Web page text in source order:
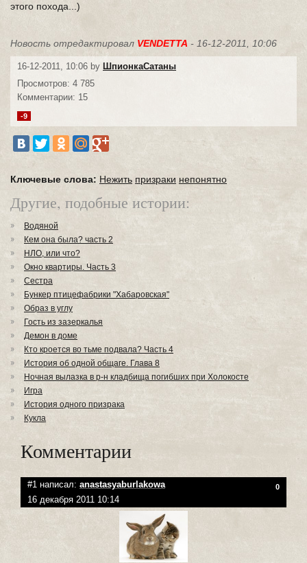
этого похода...)
Новость отредактировал VENDETTA - 16-12-2011, 10:06
16-12-2011, 10:06 by ШпионкаСатаны
Просмотров: 4 785
Комментарии: 15
-9
Ключевые слова: Нежить призраки непонятно
Другие, подобные истории:
Водяной
Кем она была? часть 2
НЛО, или что?
Окно квартиры. Часть 3
Сестра
Бункер птицефабрики "Хабаровская"
Образ в углу
Гость из зазеркалья
Демон в доме
Кто кроется во тьме подвала? Часть 4
История об одной общаге. Глава 8
Ночная вылазка в р-н кладбища погибших при Холокосте
Игра
История одного призрака
Кукла
Комментарии
#1 написал: anastasyaburlakowa 0
16 декабря 2011 10:14